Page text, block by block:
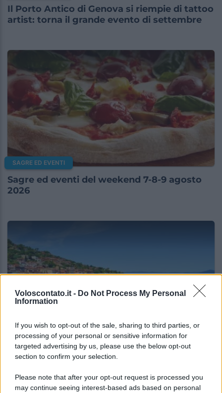
Voloscontato.it - Do Not Process My Personal
Information
If you wish to opt-out of the sale, sharing to third parties, or
processing of your personal or sensitive information for
targeted advertising by us, please use the below opt-out
section to confirm your selection.
Please note that after your opt-out request is processed you
may continue seeing interest-based ads based on personal
Il Porto Antico di Genova si riempie di tattoo
artist: torna il grande evento di settembre
SAGRE ED EVENTI
Sagre ed eventi del weekend 7-8-9 agosto
2026
SAGRE ED EVENTI
Palio Marinaro dell’Argentario 2026: tutte le
news!